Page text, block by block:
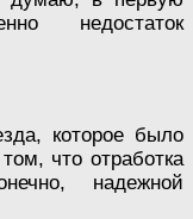
недостаток
которое было
что отработка
надежной